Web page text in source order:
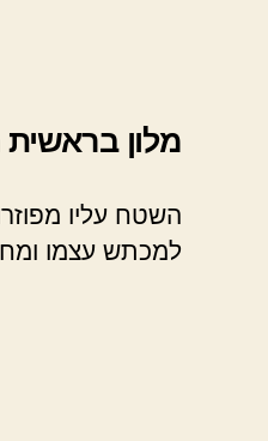
מלון
השטח עליו
למכתש עצמו